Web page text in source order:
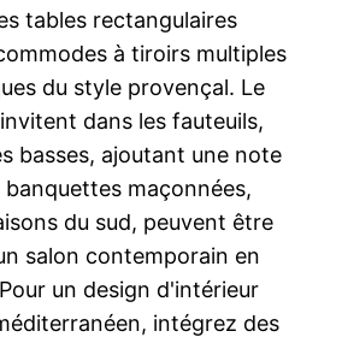
tables rectangulaires
à tiroirs multiples
du style provençal. Le
dans les fauteuils,
basses, ajoutant une note
banquettes maçonnées,
du sud, peuvent être
salon contemporain en
un design d'intérieur
intégrez des